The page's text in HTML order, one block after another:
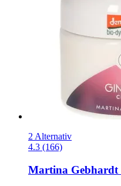
2 Alternativ
4.3 (166)
Martina Gebhardt